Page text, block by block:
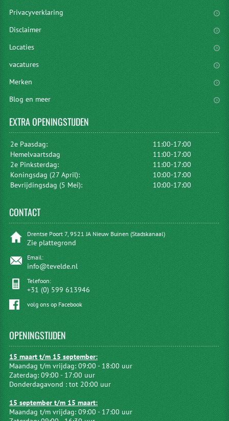
Privacyverklaring
Disclaimer
Locaties
vacatures
Merken
Blog en meer
EXTRAOPENINGSTIJDEN
2e Paasdag:
11:00-17:00
Hemelvaartsdag
11:00-17:00
2e Pinksterdag:
11:00-17:00
Koningsdag (27 April):
10:00-17:00
Bevrijdingsdag (5 Mei):
10:00-17:00
CONTACT
Drentse Poort 7, 9521 JA Nieuw Buinen (Stadskanaal)
Zie plattegrond
Email:
info@tevelde.nl
Telefoon:
+31 (0) 599 613946
volg ons op Facebook
OPENINGSTIJDEN
15 maart t/m 15 september:
Maandag t/m vrijdag: 09:00 - 18:00 uur
Zaterdag: 09:00 - 17:00 uur
Donderdagavond : tot 20:00 uur
15 september t/m 15 maart:
Maandag t/m vrijdag: 09:00 - 17:00 uur